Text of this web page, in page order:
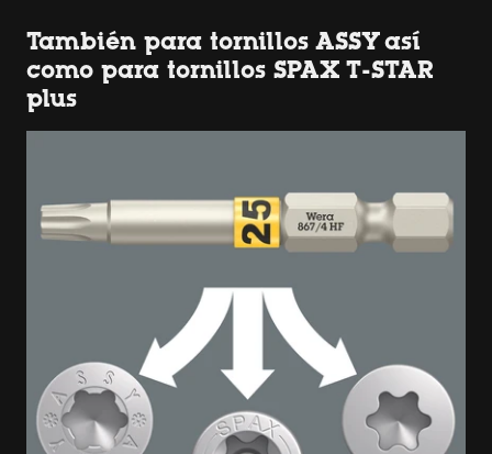
También para tornillos ASSY así
como para tornillos SPAX T-STAR
plus